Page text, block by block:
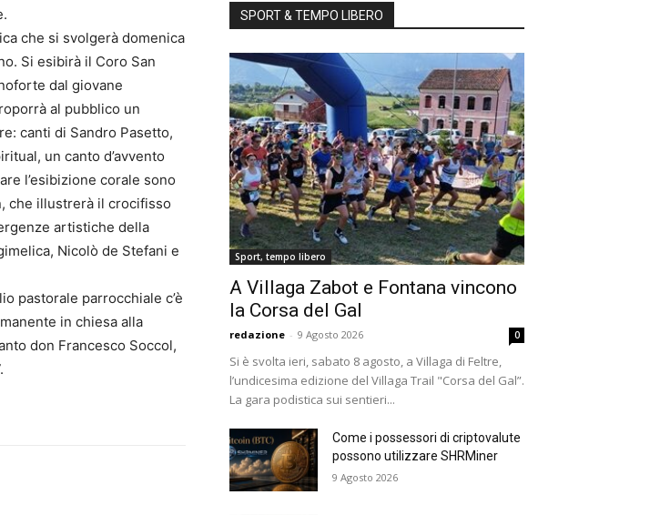
che si svolgerà domenica
Si esibirà il Coro San
dal giovane
al pubblico un
canti di Sandro Pasetto,
un canto d’avvento
l’esibizione corale sono
che illustrerà il crocifisso
artistiche della
Nicolò de Stefani e
pastorale parrocchiale c’è
in chiesa alla
don Francesco Soccol,
SPORT & TEMPO LIBERO
Sport, tempo libero
A Villaga Zabot e Fontana vincono
la Corsa del Gal
redazione - 9 Agosto 2026 0
Si è svolta ieri, sabato 8 agosto, a Villaga di Feltre,
l’undicesima edizione del Villaga Trail "Corsa del Gal”.
La gara podistica sui sentieri...
Come i possessori di criptovalute
possono utilizzare SHRMiner
9 Agosto 2026